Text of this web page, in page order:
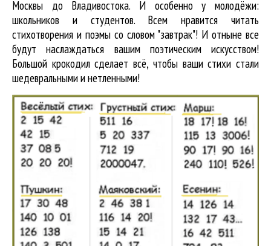
Москвы до Владивостока. И особенно у молодёжи:
школьников и студентов. Всем нравится читать
стихотворения и поэмы со словом "завтрак"! И отныне все
будут наслаждаться вашим поэтическим искусством!
Большой крокодил cделает всё, чтобы ваши стихи стали
шедевральными и нетленными!